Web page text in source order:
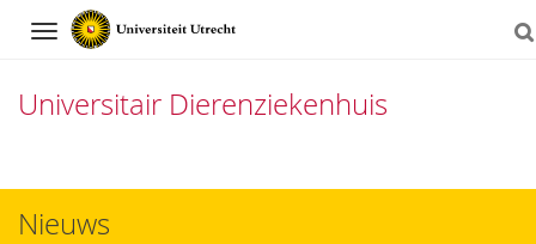
Navigation
Universitair Dierenziekenhuis
naarNieuws